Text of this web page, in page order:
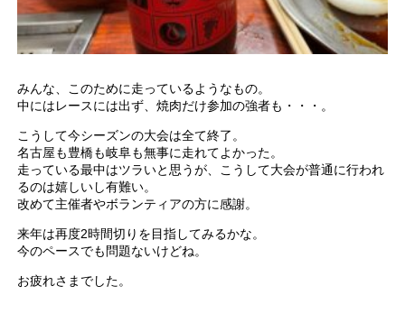
みんな、このために走っているようなもの。
中にはレースには出ず、焼肉だけ参加の強者も・・・。
こうして今シーズンの大会は全て終了。
名古屋も豊橋も岐阜も無事に走れてよかった。
走っている最中はツラいと思うが、こうして大会が普通に行われ
るのは嬉しいし有難い。
改めて主催者やボランティアの方に感謝。
来年は再度2時間切りを目指してみるかな。
今のペースでも問題ないけどね。
お疲れさまでした。